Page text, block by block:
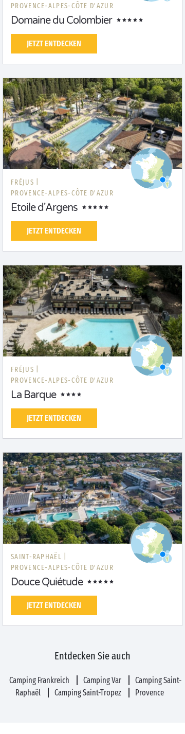
PROVENCE-ALPES-CÔTE D'AZUR
Domaine du Colombier
JETZT ENTDECKEN
FRÉJUS |
PROVENCE-ALPES-CÔTE D'AZUR
Etoile d'Argens
JETZT ENTDECKEN
FRÉJUS |
PROVENCE-ALPES-CÔTE D'AZUR
La Barque
JETZT ENTDECKEN
SAINT-RAPHAËL |
PROVENCE-ALPES-CÔTE D'AZUR
Douce Quiétude
JETZT ENTDECKEN
Entdecken Sie auch
Camping Frankreich Camping Var
Camping Saint-
Raphaël
Camping Saint-Tropez Provence